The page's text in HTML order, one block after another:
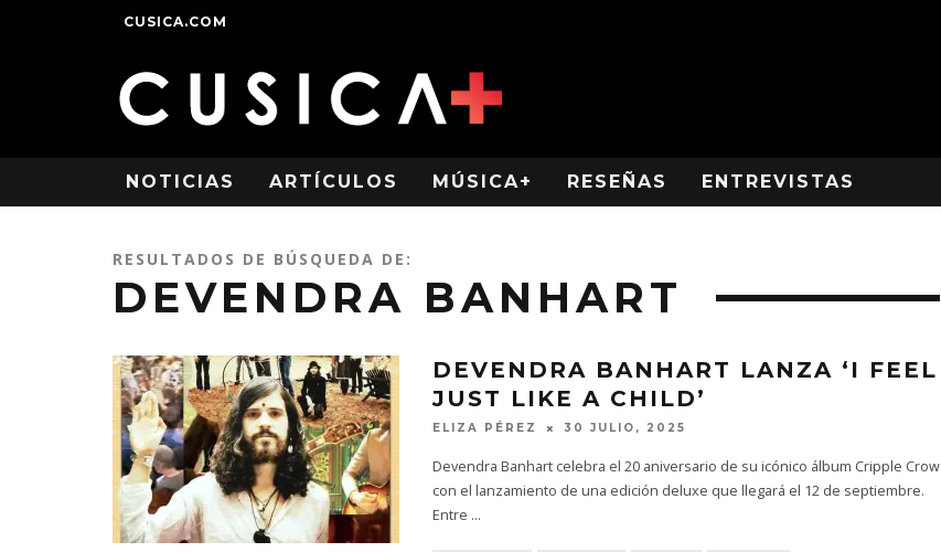
CUSICA.COM
NOTICIAS ARTÍCULOS MÚSICA+ RESEÑAS ENTREVISTAS
RESULTADOS DE BÚSQUEDA DE:
DEVENDRA BANHART
DEVENDRA BANHART LANZA ‘I FEEL
JUST LIKE A CHILD’
ELIZA PÉREZ 30 JULIO, 2025
Devendra Banhart celebra el 20 aniversario de su icónico álbum Cripple Crow
con el lanzamiento de una edición deluxe que llegará el 12 de septiembre.
Entre ...